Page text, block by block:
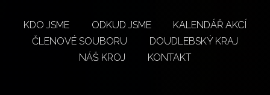
KDO JSME ODKUD JSME
KALENDÁŘ AKCÍ
ČLENOVÉ SOUBORU
DOUDLEBSKÝ KRAJ
NÁŠ KROJ
KONTAKT